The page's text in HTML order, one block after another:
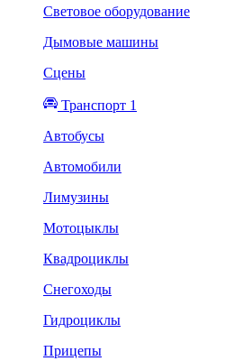
Световое оборудование
Дымовые машины
Сцены
Транспорт 1
Автобусы
Автомобили
Лимузины
Мотоцыклы
Квадроциклы
Снегоходы
Гидроциклы
Прицепы